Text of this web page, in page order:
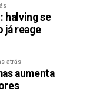
Raboo, é claro
melhores
atingindo sua
em
halving se
já reage
atrás
aumenta